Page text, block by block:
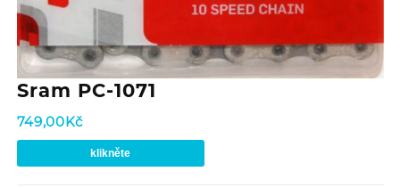
Sram PC-1071
749,00Kč
klikněte